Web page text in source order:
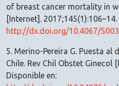
of breast cancer mortality in
[Internet].
http://dx.doi.org/10.4067/
5. Merino-Pereira G. Puesta al
Chile. Rev Chil Obstet Ginecol
Disponible en: